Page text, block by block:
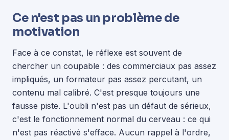
Ce n'est pas un problème de
motivation
Face à ce constat, le réflexe est souvent de
chercher un coupable : des commerciaux pas assez
impliqués, un formateur pas assez percutant, un
contenu mal calibré. C'est presque toujours une
fausse piste. L'oubli n'est pas un défaut de sérieux,
c'est le fonctionnement normal du cerveau : ce qui
n'est pas réactivé s'efface. Aucun rappel à l'ordre,